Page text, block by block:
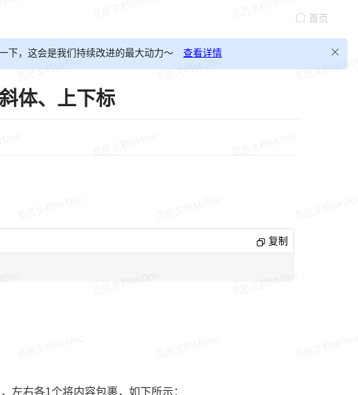
首页
下，这会是我们持续改进的最大动力～ 查看详情
体、上下标
复制
，左右各1个将内容包裹，如下所示：